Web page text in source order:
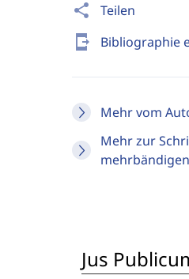
share Teilen
send_to_mobile Bibliographie
Mehr vom
Mehr zur
Jus